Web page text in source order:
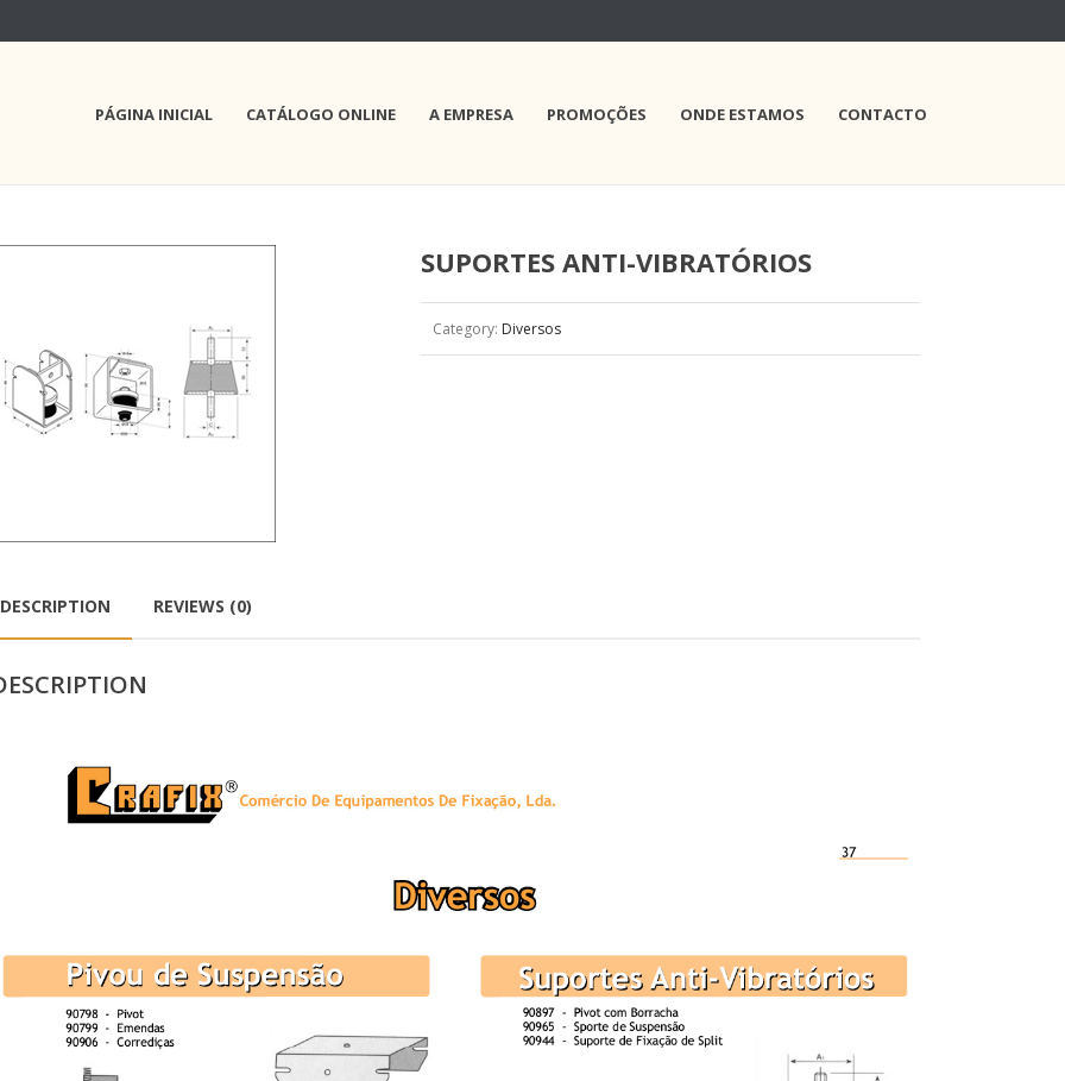
PÁGINA INICIAL CATÁLOGO ONLINE A EMPRESA PROMOÇÕES ONDE ESTAMOS CONTACTO
SUPORTES ANTI-VIBRATÓRIOS
Category: Diversos
DESCRIPTION REVIEWS (0)